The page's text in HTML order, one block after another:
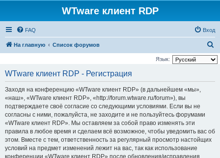
WTware клиент RDP
FAQ Вход
На главную Список форумов
о
Язык:
WTware клиент RDP - Регистрация
Заходя на конференцию «WTware клиент RDP» (в дальнейшем «мы»,
«наш», «WTware клиент RDP», «http://forum.wtware.ru/forum»), вы
подтверждаете своё согласие со следующими условиями. Если вы не
согласны с ними, пожалуйста, не заходите и не пользуйтесь форумами
«WTware клиент RDP». Мы оставляем за собой право изменять эти
правила в любое время и сделаем всё возможное, чтобы уведомить вас об
этом. Вместе с тем, ответственность за регулярный просмотр настойщих
условий на предмет изменений лежит на вас, так как использование
конференции «WTware клиент RDP» после обновления/исправления